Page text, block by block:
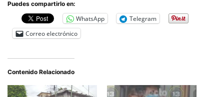
Puedes compartirlo en:
WhatsApp
Telegram
Correo electrónico
Contenido Relacionado